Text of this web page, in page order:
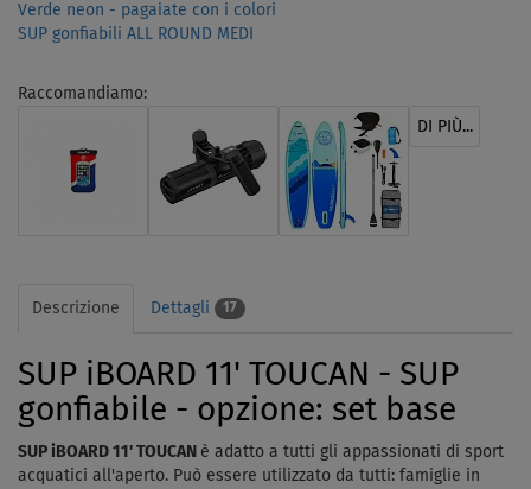
Verde neon - pagaiate con i colori
SUP gonfiabili ALL ROUND MEDI
Raccomandiamo:
DI PIÙ...
Descrizione Dettagli 17
SUP iBOARD 11' TOUCAN - SUP
gonfiabile - opzione: set base
SUP iBOARD 11' TOUCAN è adatto a tutti gli appassionati di sport
acquatici all'aperto. Può essere utilizzato da tutti: famiglie in